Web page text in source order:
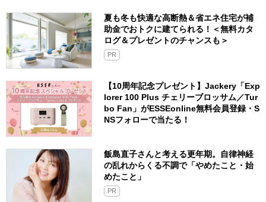
夏も冬も快適な高断熱＆省エネ住宅が補
助金でおトクに建てられる！＜無料カタ
ログ＆プレゼントのチャンスも＞
PR
【10周年記念プレゼント】Jackery「Exp
lorer 100 Plus チェリーブロッサム／Tur
bo Fan」がESSEonline無料会員登録・S
NSフォローで当たる！
飯島直子さんと考える更年期。自律神経
の乱れからくる不調で「やめたこと・始
めたこと」
PR